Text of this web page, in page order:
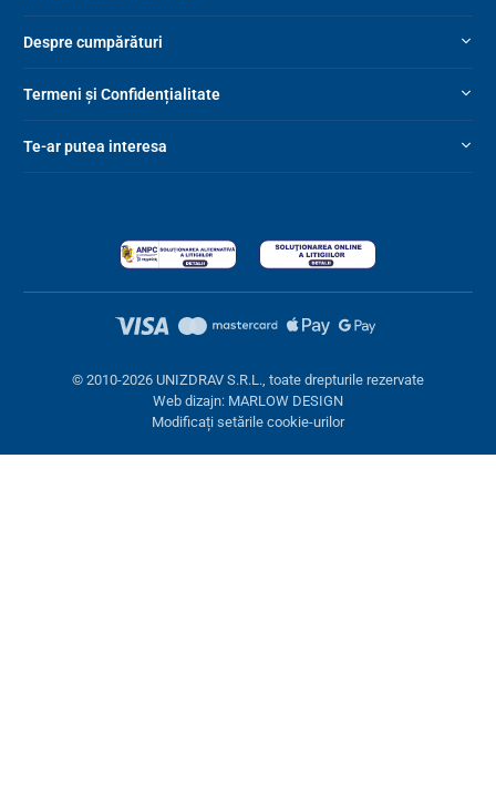
Despre cumpărături
Termeni și Confidențialitate
Te-ar putea interesa
© 2010-2026 UNIZDRAV S.R.L., toate drepturile rezervate
Web dizajn: MARLOW DESIGN
Modificați setările cookie-urilor